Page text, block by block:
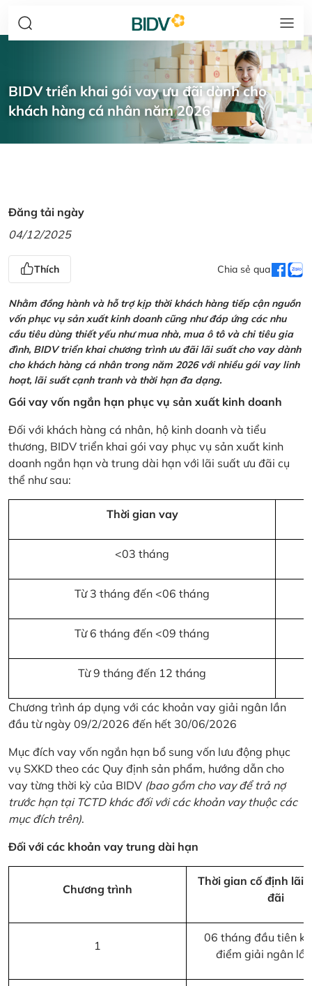
BIDV triển khai gói vay ưu đãi dành cho
khách hàng cá nhân năm 2026
Đăng tải ngày
04/12/2025
Thích Chia sẻ qua
Nhằm đồng hành và hỗ trợ kịp thời khách hàng tiếp cận nguồn
vốn phục vụ sản xuất kinh doanh cũng như đáp ứng các nhu
cầu tiêu dùng thiết yếu như mua nhà, mua ô tô và chi tiêu gia
đình, BIDV triển khai chương trình ưu đãi lãi suất cho vay dành
cho khách hàng cá nhân trong năm 2026 với nhiều gói vay linh
hoạt, lãi suất cạnh tranh và thời hạn đa dạng.
Gói vay vốn ngắn hạn phục vụ sản xuất kinh doanh
Đối với khách hàng cá nhân, hộ kinh doanh và tiểu
thương, BIDV triển khai gói vay phục vụ sản xuất kinh
doanh ngắn hạn và trung dài hạn với lãi suất ưu đãi cụ
thể như sau:
Thời gian vay
<03 tháng
Từ 3 tháng đến <06 tháng
Từ 6 tháng đến <09 tháng
Từ 9 tháng đến 12 tháng
Chương trình áp dụng với các khoản vay giải ngân lần
đầu từ ngày 09/2/2026 đến hết 30/06/2026
Mục đích vay vốn ngắn hạn bổ sung vốn lưu động phục
vụ SXKD theo các Quy định sản phẩm, hướng dẫn cho
vay từng thời kỳ của BIDV (bao gồm cho vay để trả nợ
trước hạn tại TCTD khác đối với các khoản vay thuộc các
mục đích trên).
Đối với các khoản vay trung dài hạn
Chương trình
Thời gian cố định lãi
đãi
1
06 tháng đầu tiên
điểm giải ngân